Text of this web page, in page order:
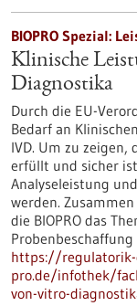
BIOPRO Spezial:
Klinische
Diagnostika
Durch die EU-
Bedarf an
IVD. Um zu
erfüllt und sicher
Analyseleistung
werden.
die BIOPRO das
https://regulatorik-
pro.de/infothek/
von-vitro-